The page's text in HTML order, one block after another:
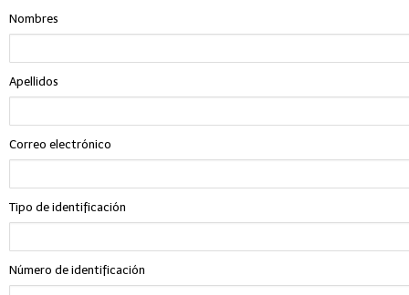
Nombres
Apellidos
Correo electrónico
Tipo de identificación
Número de identificación